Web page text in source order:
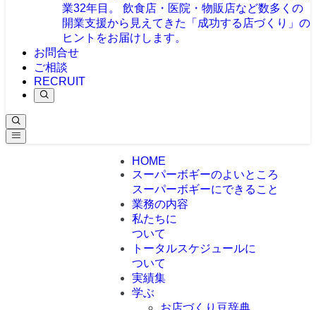
業32年目。 飲食店・医院・物販店など数多くの
開業支援から見えてきた「成功する店づくり」の
ヒントをお届けします。
お問合せ
ご相談
RECRUIT
HOME
スーパーボギーのよいところ
スーパーボギーにできること
業務の内容
私たちに
ついて
トータルスケジュールに
ついて
実績集
学ぶ
お店づくり豆辞典